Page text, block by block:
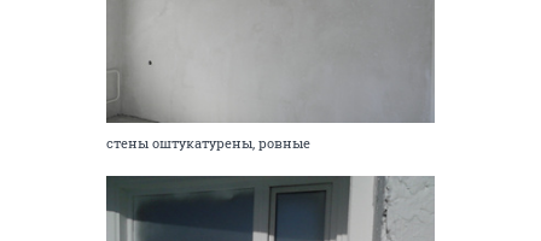
стены оштукатурены, ровные